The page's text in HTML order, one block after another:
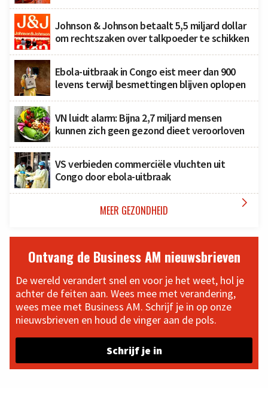
Johnson & Johnson betaalt 5,5 miljard dollar
om rechtszaken over talkpoeder te schikken
Ebola-uitbraak in Congo eist meer dan 900
levens terwijl besmettingen blijven oplopen
VN luidt alarm: Bijna 2,7 miljard mensen
kunnen zich geen gezond dieet veroorloven
VS verbieden commerciële vluchten uit
Congo door ebola-uitbraak
MEER GEZONDHEID 
Ontvang de Business AM nieuwsbrieven
De wereld verandert snel en voor je het weet, hol je
achter de feiten aan. Wees mee met verandering,
wees mee met Business AM. Schrijf je in op onze
nieuwsbrieven en houd de vinger aan de pols.
Schrijf je in